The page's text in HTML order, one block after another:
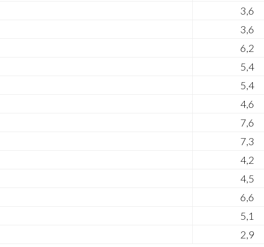
3,6
3,6
6,2
5,4
5,4
4,6
7,6
7,3
4,2
4,5
6,6
5,1
2,9